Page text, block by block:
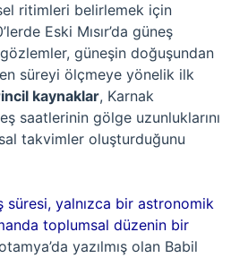
ritimleri belirlemek için
Eski Mısır’da güneş
güneşin doğuşundan
süreyi ölçmeye yönelik ilk
kaynaklar, Karnak
saatlerinin gölge uzunluklarını
takvimler oluşturduğunu
süresi, yalnızca bir astronomik
toplumsal düzenin bir
yazılmış olan Babil